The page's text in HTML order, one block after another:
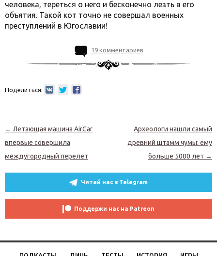
человека, тереться о него и бесконечно лезть в его
объятия. Такой кот точно не совершал военных
преступлений в Югославии!
19 комментариев
Поделиться:
Навигация по записям
← Летающая машина AirCar
впервые совершила
междугородный перелет
Археологи нашли самый
древний штамм чумы: ему
больше 5000 лет →
Читай нас в Telegram
Поддержи нас на Patreon